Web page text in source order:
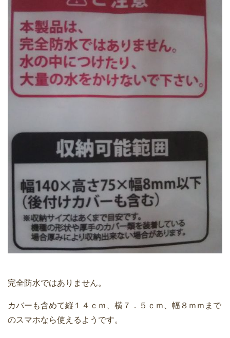
完全防水ではありません。
カバーも含めて縦１４ｃｍ、横７．５ｃｍ、幅８ｍｍまで
のスマホなら使えるようです。